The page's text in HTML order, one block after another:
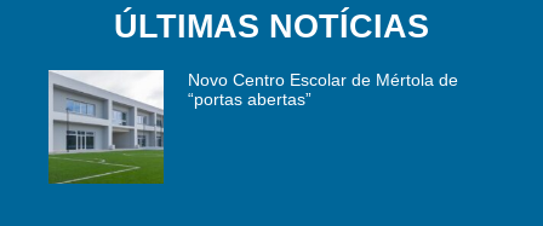
ÚLTIMAS NOTÍCIAS
Novo Centro Escolar de Mértola de
“portas abertas”